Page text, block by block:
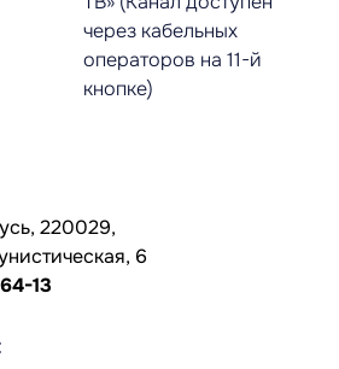
через кабельных
операторов на 11-й
кнопке)
220029,
6
13